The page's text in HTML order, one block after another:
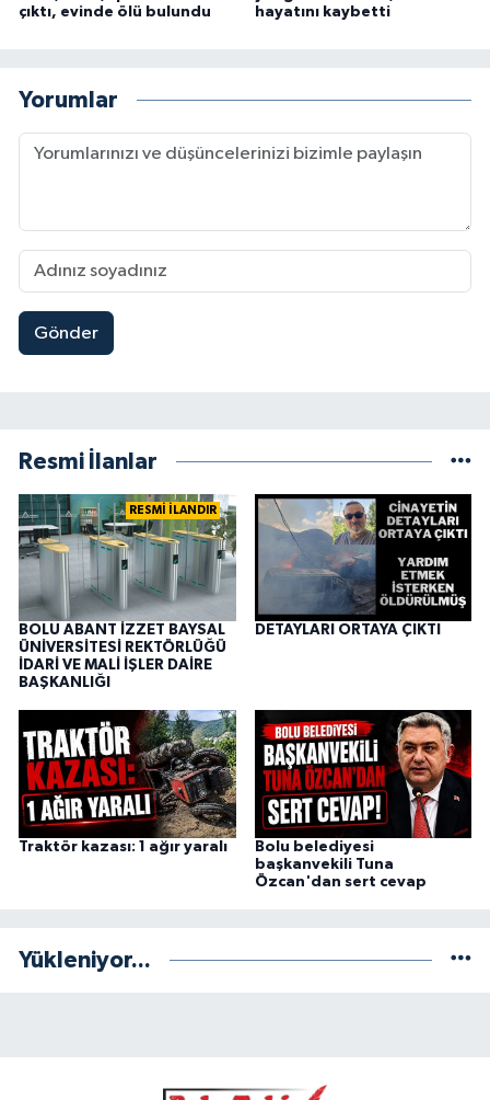
çıktı, evinde ölü bulundu
hayatını kaybetti
Yorumlar
Gönder
Resmi İlanlar
RESMİ İLANDIR
BOLU ABANT İZZET BAYSAL
ÜNİVERSİTESİ REKTÖRLÜĞÜ
İDARİ VE MALİ İŞLER DAİRE
BAŞKANLIĞI
DETAYLARI ORTAYA ÇIKTI
Traktör kazası: 1 ağır yaralı
Bolu belediyesi
başkanvekili Tuna
Özcan'dan sert cevap
Yükleniyor...